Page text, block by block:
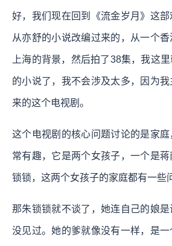
好，我们现在回到《流金岁月》这
从亦舒的小说改编过来的，从一个
上海的背景，然后拍了38集，我这
的小说了，我不会涉及太多，因为
来的这个电视剧。
这个电视剧的核心问题讨论的是家
常有趣，它是两个女孩子，一个是
锁锁，这两个女孩子的家庭都有一些
那朱锁锁就不谈了，她连自己的娘
没见过。她的爹就像没有一样，是